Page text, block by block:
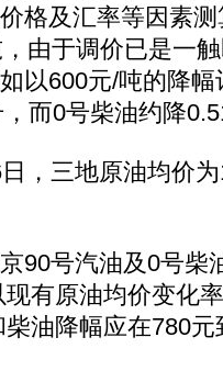
格及汇率等因素
由于调价已是一
以600元/吨的降
而0号柴油约降
三地原油均价为
号汽油及0号柴
有原油均价变化
油降幅应在780